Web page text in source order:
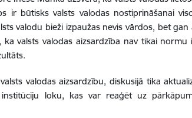
ir būtisks valsts valodas nostiprināšanai
valodu bieži izpaužas nevis vārdos, bet
ka valsts valodas aizsardzība nav tikai
valodas aizsardzību, diskusijā tika
loku, kas var reaģēt uz